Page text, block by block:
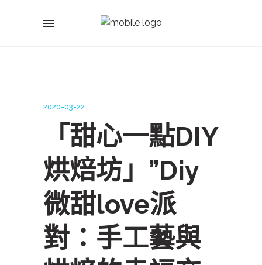
2020-03-22
「甜心一點DIY
烘焙坊」”Diy
微甜love派
對：手工藝與